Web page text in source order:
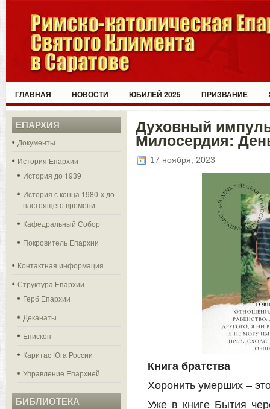
ГЛАВНАЯ НОВОСТИ ЮБИЛЕЙ 2025 ПРИЗВАНИЕ
ЕПАРХИЯ
Документы
История Епархии
История до 1939
История с конца 1980-х до
настоящего времени
Кафедральный Собор
Покровитель Епархии
Контактная информация
Структура Епархии
Герб Епархии
Деканаты
Епископ
Каритас Юга России
Управление Епархией
БИБЛИОТЕКА
Духовный
Милосердия:
17 ноября, 2023
Книга братства
Хоронить умерших –
Уже в книге Бытия